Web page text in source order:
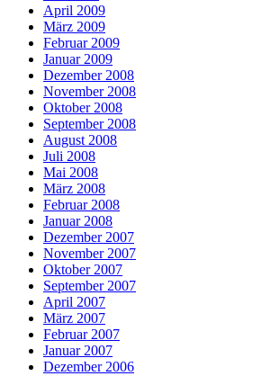
April 2009
März 2009
Februar 2009
Januar 2009
Dezember 2008
November 2008
Oktober 2008
September 2008
August 2008
Juli 2008
Mai 2008
März 2008
Februar 2008
Januar 2008
Dezember 2007
November 2007
Oktober 2007
September 2007
April 2007
März 2007
Februar 2007
Januar 2007
Dezember 2006